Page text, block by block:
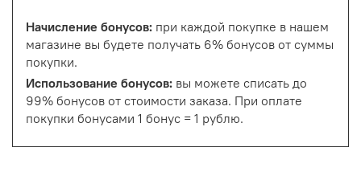
Начисление бонусов: при каждой покупке в нашем
магазине вы будете получать 6% бонусов от суммы
покупки.
Использование бонусов: вы можете списать до
99% бонусов от стоимости заказа. При оплате
покупки бонусами 1 бонус = 1 рублю.